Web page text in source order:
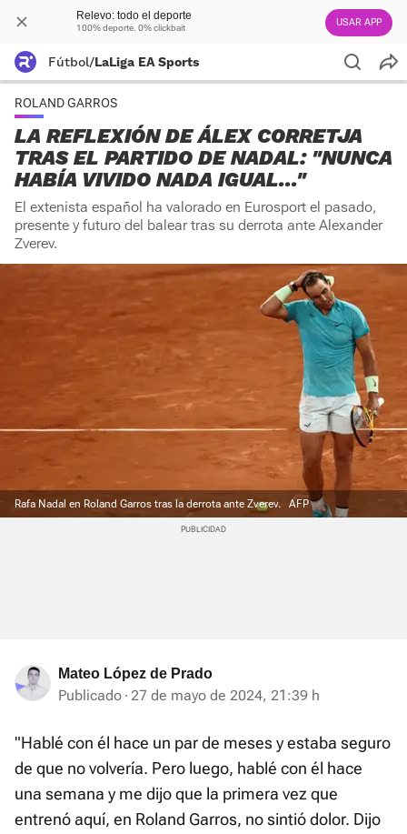
Relevo: todo el deporte
100% deporte. 0% clickbait USAR APP
Fútbol/LaLiga EA Sports
ROLAND GARROS
LA REFLEXIÓN DE ÁLEX CORRETJA
TRAS EL PARTIDO DE NADAL: "NUNCA
HABÍA VIVIDO NADA IGUAL..."
El extenista español ha valorado en Eurosport el pasado,
presente y futuro del balear tras su derrota ante Alexander
Zverev.
Rafa Nadal en Roland Garros tras la derrota ante Zverev. AFP
Mateo López de Prado
Publicado 27 de mayo de 2024, 21:39 h
"Hablé con él hace un par de meses y estaba seguro
de que no volvería. Pero luego, hablé con él hace
una semana y me dijo que la primera vez que
entrenó aquí, en Roland Garros, no sintió dolor. Dijo